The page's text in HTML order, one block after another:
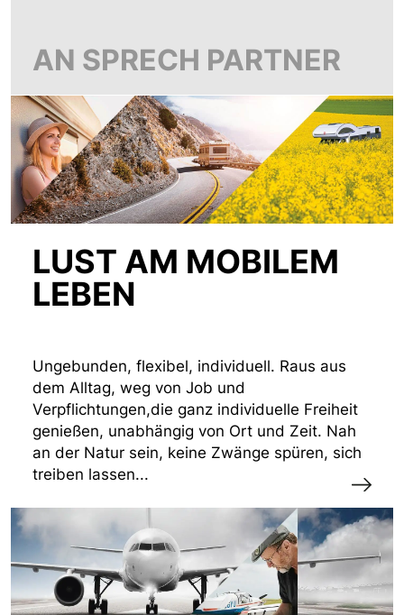
AN SPRECH PARTNER
LUST AM MOBILEM
LEBEN
Ungebunden, flexibel, individuell. Raus aus
dem Alltag, weg von Job und
Verpflichtungen,die ganz individuelle Freiheit
genießen, unabhängig von Ort und Zeit. Nah
an der Natur sein, keine Zwänge spüren, sich
treiben lassen...